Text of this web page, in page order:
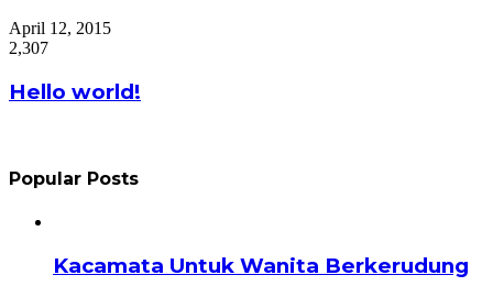
April 12, 2015
2,307
Hello world!
Popular Posts
Kacamata Untuk Wanita Berkerudung